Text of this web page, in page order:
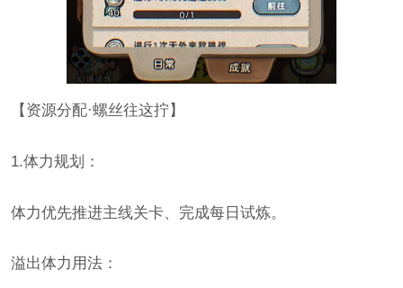
【资源分配·螺丝往这拧】
1.体力规划：
体力优先推进主线关卡、完成每日试炼。
溢出体力用法：